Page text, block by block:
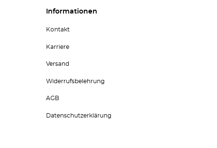
Informationen
Kontakt
Karriere
Versand
Widerrufsbelehrung
AGB
Datenschutzerklärung